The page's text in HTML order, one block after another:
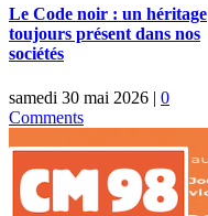
Le Code noir : un héritage
toujours présent dans nos
sociétés
samedi 30 mai 2026 | 0
Comments